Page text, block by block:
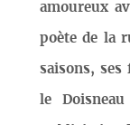
amoureux
poète de la
saisons, ses
le